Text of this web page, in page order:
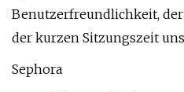
Benutzerfreundlichkeit,
der kurzen Sitzungszeit
Sephora